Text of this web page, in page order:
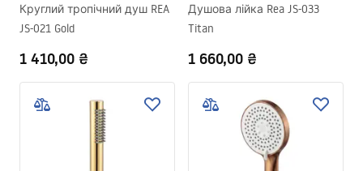
Круглий тропічний душ REA
JS-021 Gold
1 410,00 ₴
Душова лійка Rea JS-033
Titan
1 660,00 ₴